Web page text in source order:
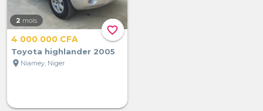
favorite_border
2 mois
4 000 000 CFA
Toyota highlander 2005
location_on Niamey, Niger